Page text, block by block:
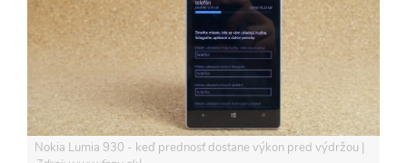
Nokia Lumia 930 - keď prednosť dostane výkon pred výdržou